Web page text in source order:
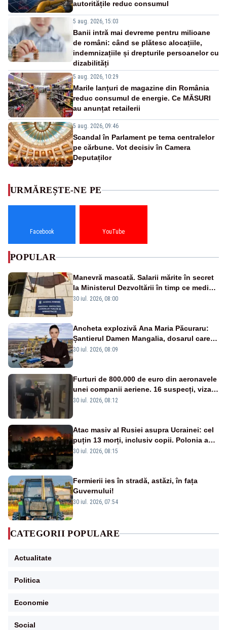
autoritățile reduc consumul
5 aug. 2026, 15:03
Banii intră mai devreme pentru milioane
de români: când se plătesc alocațiile,
indemnizațiile și drepturile persoanelor cu
dizabilități
5 aug. 2026, 10:29
Marile lanțuri de magazine din România
reduc consumul de energie. Ce MĂSURI
au anunțat retailerii
5 aug. 2026, 09:46
Scandal în Parlament pe tema centralelor
pe cărbune. Vot decisiv în Camera
Deputaților
URMĂREȘTE-NE PE
Facebook YouTube
POPULAR
Manevră mascată. Salarii mărite în secret
la Ministerul Dezvoltării în timp ce medicii
ies în stradă
30 iul. 2026, 08:00
Ancheta explozivă Ana Maria Păcuraru:
Șantierul Damen Mangalia, dosarul care
scufundă apărarea României
30 iul. 2026, 08:09
Furturi de 800.000 de euro din aeronavele
unei companii aeriene. 16 suspecți, vizați
de anchetă
30 iul. 2026, 08:12
Atac masiv al Rusiei asupra Ucrainei: cel
puțin 13 morți, inclusiv copii. Polonia a
ridicat avioanele de vânătoare
30 iul. 2026, 08:15
Fermierii ies în stradă, astăzi, în fața
Guvernului!
30 iul. 2026, 07:54
CATEGORII POPULARE
Actualitate
Politica
Economie
Social